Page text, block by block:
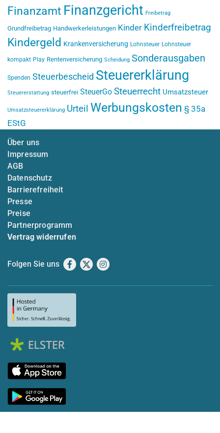
Finanzamt Finanzgericht Freibetrag
Grundfreibetrag Handwerkerleistungen Kinder Kinderfreibetrag
Kindergeld Krankenversicherung Lohnsteuer Lohnsteuer
kompakt Play Rentenversicherung Scheidung Sonderausgaben
Spenden Steuerbescheid Steuererklärung
Steuererstattung steuerfrei SteuerGo Steuerrecht Umsatzsteuer
Umsatzsteuererklärung Urteil Werbungskosten § 35a
EStG
Über uns
Impressum
AGB
Datenschutz
Barrierefreiheit
Presse
Preise
Partnerprogramm
Vertrag widerrufen
Folgen Sie uns Facebook
X Instagram